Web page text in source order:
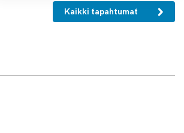
Kaikki tapahtumat